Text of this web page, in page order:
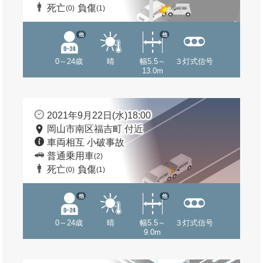
死亡(0) 負傷(1)
0～24歳
他
晴
幅5.5～
13.0m
他
３灯式信号
2021年9月22日(水)18:00
岡山市南区福吉町 付近
車両相互 小破事故
普通乗用車(2)
死亡(0) 負傷(1)
0～24歳
他
晴
幅5.5～
9.0m
他
３灯式信号